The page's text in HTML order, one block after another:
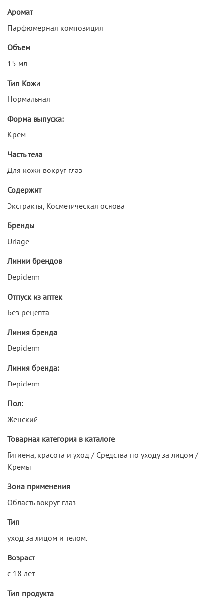
Аромат
Парфюмерная композиция
Объем
15 мл
Тип Кожи
Нормальная
Форма выпуска:
Крем
Часть тела
Для кожи вокруг глаз
Содержит
Экстракты, Косметическая основа
Бренды
Uriage
Линии брендов
Depiderm
Отпуск из аптек
Без рецепта
Линия бренда
Depiderm
Линия бренда:
Depiderm
Пол:
Женский
Товарная категория в каталоге
Гигиена, красота и уход / Средства по уходу за лицом /
Кремы
Зона применения
Область вокруг глаз
Тип
уход за лицом и телом.
Возраст
с 18 лет
Тип продукта